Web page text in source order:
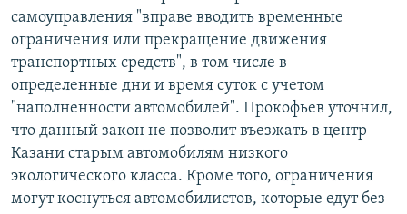
самоуправления "вправе вводить временные
ограничения или прекращение движения
транспортных средств", в том числе в
определенные дни и время суток с учетом
"наполненности автомобилей". Прокофьев уточнил,
что данный закон не позволит въезжать в центр
Казани старым автомобилям низкого
экологического класса. Кроме того, ограничения
могут коснуться автомобилистов, которые едут без